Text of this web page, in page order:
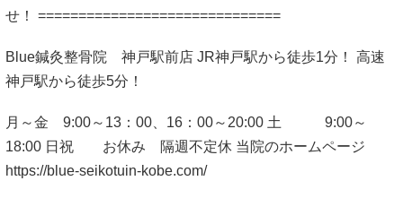
せ！ ==============================
Blue鍼灸整骨院 神戸駅前店 JR神戸駅から徒歩1分！ 高速
神戸駅から徒歩5分！
月～金 9:00～13：00、16：00～20:00 土 9:00～
18:00 日祝 お休み 隔週不定休 当院のホームページ
https://blue-seikotuin-kobe.com/